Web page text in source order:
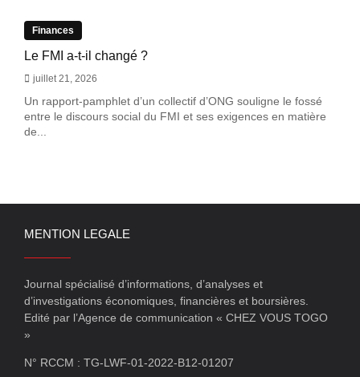
Finances
Le FMI a-t-il changé ?
juillet 21, 2026
Un rapport-pamphlet d’un collectif d’ONG souligne le fossé
entre le discours social du FMI et ses exigences en matière
de...
MENTION LEGALE
Journal spécialisé d’informations, d’analyses et
d’investigations économiques, financières et boursières.
Edité par l’Agence de communication « CHEZ VOUS TOGO
»
N° RCCM : TG-LWF-01-2022-B12-01207